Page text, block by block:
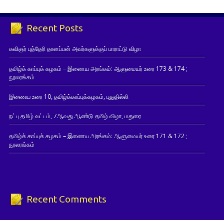
Recent Posts
கவிஞர் புத்தேரி தானப்பன் அவர்களுக்குப் பாராட்டு விழா
தமிழ்க் காப்புக் கழகம் – இணைய அரங்கம்: ஆளுமையர் உரை 173 & 174 ;
நூலரங்கம்
இணைய உரை 10, தமிழ்க்காப்புக்கழகம், புதுதில்லி
நட்பு தமிழ் வட்டம், 7ஆவது ஆண்டு தமிழ் விழா, மதுரை
தமிழ்க் காப்புக் கழகம் – இணைய அரங்கம்: ஆளுமையர் உரை 171 & 172 ;
நூலரங்கம்
Recent Comments